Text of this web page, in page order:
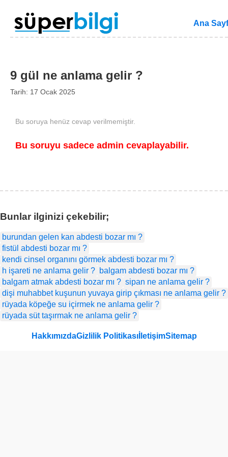
Ana
9 gül ne anlama gelir ?
Tarih: 17 Ocak 2025
Bu soruya henüz cevap verilmemiştir.
Bu soruyu sadece admin cevaplayabilir.
Bunlar ilginizi çekebilir;
burundan gelen kan abdesti bozar mı ?
fistül abdesti bozar mı ?
kendi cinsel organını görmek abdesti bozar mı ?
h işareti ne anlama gelir ? balgam abdesti bozar mı ?
balgam atmak abdesti bozar mı ? sipan ne anlama gelir ?
dişi muhabbet kuşunun yuvaya girip çıkması ne anlama gelir ?
rüyada köpeğe su içirmek ne anlama gelir ?
rüyada süt taşırmak ne anlama gelir ?
HakkımızdaGizlilik PolitikasıİletişimSitemap